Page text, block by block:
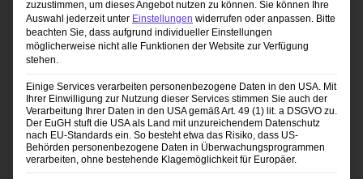
EINZELCOACHING Portraitfotografie
zuzustimmen, um dieses Angebot nutzen zu können. Sie können Ihre
Auswahl jederzeit unter Einstellungen widerrufen oder anpassen. Bitte
beachten Sie, dass aufgrund individueller Einstellungen
möglicherweise nicht alle Funktionen der Website zur Verfügung
stehen.
Einige Services verarbeiten personenbezogene Daten in den USA. Mit
Ihrer Einwilligung zur Nutzung dieser Services stimmen Sie auch der
Verarbeitung Ihrer Daten in den USA gemäß Art. 49 (1) lit. a DSGVO zu.
Der EuGH stuft die USA als Land mit unzureichendem Datenschutz
nach EU-Standards ein. So besteht etwa das Risiko, dass US-
Behörden personenbezogene Daten in Überwachungsprogrammen
verarbeiten, ohne bestehende Klagemöglichkeit für Europäer.